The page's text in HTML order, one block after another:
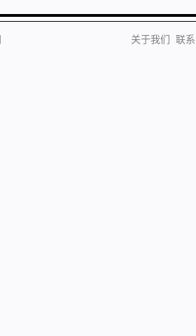
关于我们 联